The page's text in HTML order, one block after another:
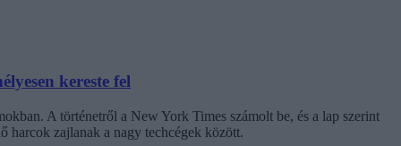
kereste fel
A történetről a New York Times számolt be, és a lap szerint
harcok zajlanak a nagy techcégek között.